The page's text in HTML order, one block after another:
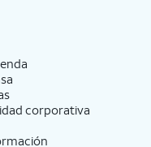
corporativa